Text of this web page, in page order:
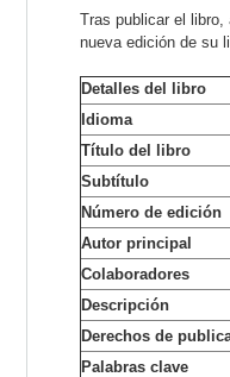
Tras publicar el libro,
nueva edición de su
Detalles del libro
Idioma
Título del libro
Subtítulo
Número de edición
Autor principal
Colaboradores
Descripción
Derechos de
Palabras clave